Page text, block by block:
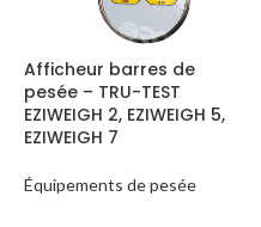
Afficheur barres de
pesée – TRU-TEST
EZIWEIGH 2, EZIWEIGH 5,
EZIWEIGH 7
Équipements de pesée